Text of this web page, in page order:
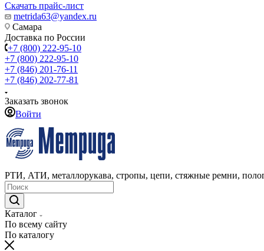
Скачать прайс-лист
metrida63@yandex.ru
Самара
Доставка по России
+7 (800) 222-95-10
+7 (800) 222-95-10
+7 (846) 201-76-11
+7 (846) 202-77-81
Заказать звонок
Войти
РТИ, АТИ, металлорукава, стропы, цепи, стяжные ремни,
Каталог
По всему сайту
По каталогу